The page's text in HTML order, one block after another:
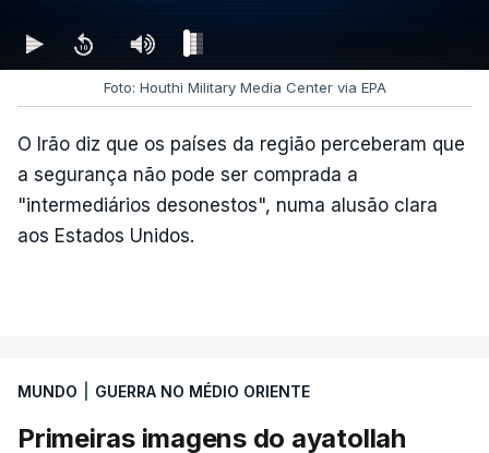
Foto: Houthi Military Media Center via EPA
O Irão diz que os países da região perceberam que
a segurança não pode ser comprada a
"intermediários desonestos", numa alusão clara
aos Estados Unidos.
MUNDO GUERRA NO MÉDIO ORIENTE
Primeiras imagens do ayatollah